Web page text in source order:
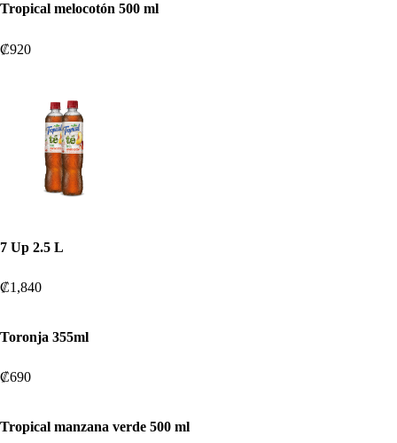
Tropical melocotón 500 ml
₡920
7 Up 2.5 L
₡1,840
Toronja 355ml
₡690
Tropical manzana verde 500 ml